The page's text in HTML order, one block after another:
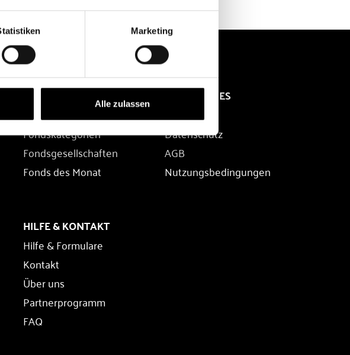
Marketing
Alle zulassen
FONDS
Fondssuche
Fondskategorien
Fondsgesellschaften
Fonds des Monat
RECHTLICHES
Impressum
Datenschutz
AGB
Nutzungsbedingungen
HILFE & KONTAKT
Hilfe & Formulare
Kontakt
Über uns
Partnerprogramm
FAQ